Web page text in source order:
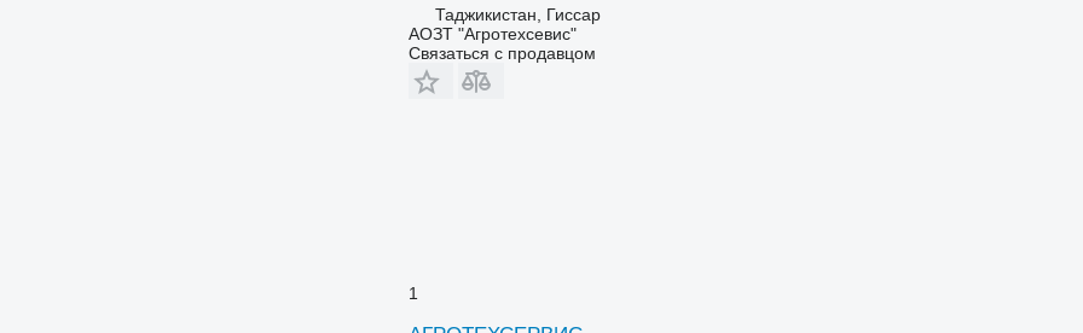
Таджикистан, Гиссар
АОЗТ "Агротехсевис"
Связаться с продавцом
1